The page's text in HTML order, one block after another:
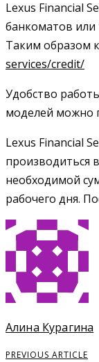
Lexus Financial
банкоматов или
Таким образом
services/credit/
Удобство
моделей можно
Lexus Financial
производиться
необходимой
рабочего дня.
Алина Курагина
PREVIOUS ARTICLE